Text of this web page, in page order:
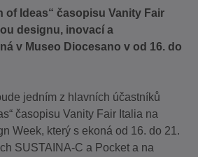
of Ideas“ časopisu Vanity Fair
designu, inovací a
v Museo Diocesano v od 16. do
jedním z hlavních účastníků
časopisu Vanity Fair Italia na
Week, který s ekoná od 16. do 21.
SUSTAINA-C a Pocket a na